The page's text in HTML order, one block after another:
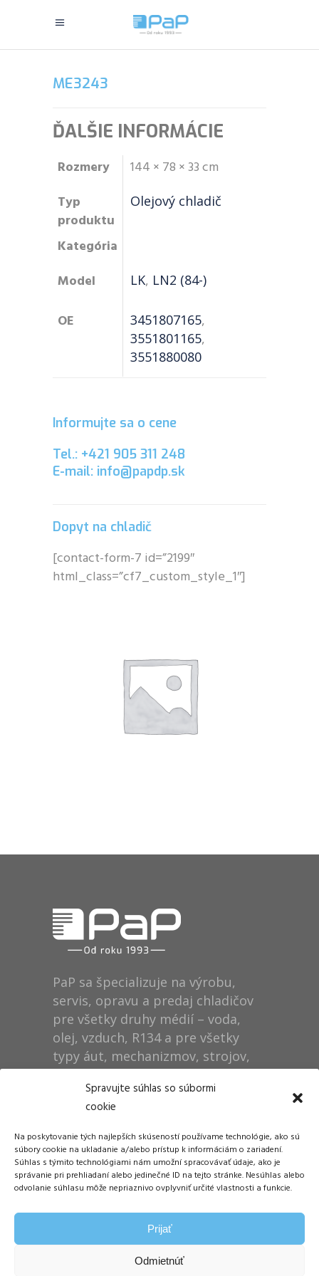
Spravujte súhlas so súbormi
cookie
Na poskytovanie tých najlepších skúseností používame technológie, ako sú
súbory cookie na ukladanie a/alebo prístup k informáciám o zariadení.
Súhlas s týmito technológiami nám umožní spracovávať údaje, ako je
správanie pri prehliadaní alebo jedinečné ID na tejto stránke. Nesúhlas alebo
odvolanie súhlasu môže nepriaznivo ovplyvniť určité vlastnosti a funkcie.
Prijať
Odmietnúť
ME3243
ĎALŠIE INFORMÁCIE
Rozmery
144 × 78 × 33 cm
Typ
produktu
Olejový chladič
Kategória
Model
LK, LN2 (84-)
OE 3451807165,
3551801165,
3551880080
Informujte sa o cene
Tel.: +421 905 311 248
E-mail: info@papdp.sk
Dopyt na chladič
[contact-form-7 id=”2199″
html_class=”cf7_custom_style_1″]
PaP sa špecializuje na výrobu,
servis, opravu a predaj chladičov
pre všetky druhy médií – voda,
olej, vzduch, R134 a pre všetky
typy áut, mechanizmov, strojov,
technológií, rušňov…
Dušan Pytel P a P
ŠM Stráže
058 01 Poprad
Tel.: +421 905 311 248
info@papdp.sk